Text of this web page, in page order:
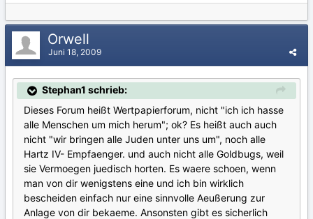
Orwell
Juni 18, 2009
Stephan1 schrieb:
Dieses Forum heißt Wertpapierforum, nicht "ich ich hasse
alle Menschen um mich herum"; ok? Es heißt auch auch
nicht "wir bringen alle Juden unter uns um", noch alle
Hartz IV- Empfaenger. und auch nicht alle Goldbugs, weil
sie Vermoegen juedisch horten. Es waere schoen, wenn
man von dir wenigstens eine und ich bin wirklich
bescheiden einfach nur eine sinnvolle Aeußerung zur
Anlage von dir bekaeme. Ansonsten gibt es sicherlich